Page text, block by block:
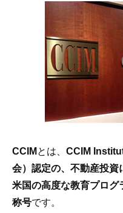
CCIM とは、 CCIM
会）認定の、不動産投資
米国の高度な教育プログ
称号です。